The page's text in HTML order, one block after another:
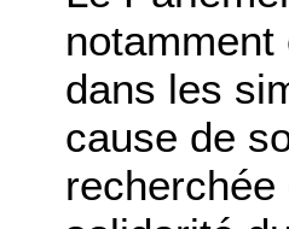
dans les
cause de